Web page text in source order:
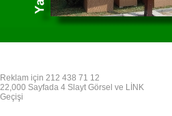
Reklam için 212 438 71 12
22,000 Sayfada 4 Slayt Görsel ve LİNK
Geçişi